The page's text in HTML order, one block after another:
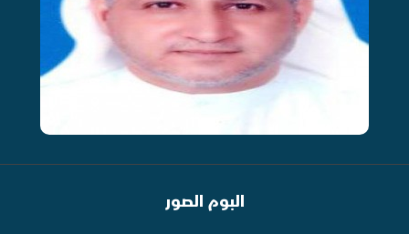
البوم الصور